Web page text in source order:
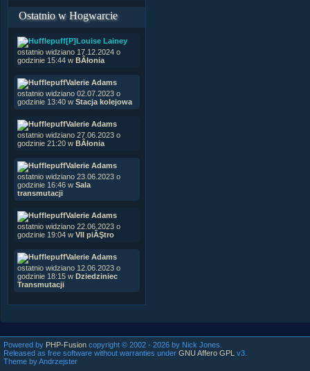
Ostatnio w Hogwarcie
[P]Louise Lainey
ostatnio widziano 17.12.2024 o
godzinie 15:44 w BÂłonia
Valerie Adams
ostatnio widziano 02.07.2023 o
godzinie 13:40 w Stacja kolejowa
Valerie Adams
ostatnio widziano 27.06.2023 o
godzinie 21:20 w BÂłonia
Valerie Adams
ostatnio widziano 23.06.2023 o
godzinie 16:46 w Sala
transmutacji
Valerie Adams
ostatnio widziano 22.06.2023 o
godzinie 19:04 w VII piĂŞtro
Valerie Adams
ostatnio widziano 12.06.2023 o
godzinie 18:15 w Dziedziniec
Transmutacji
Powered by PHP-Fusion copyright © 2002 - 2026 by Nick Jones.
Released as free software without warranties under GNU Affero GPL
v3.
Theme by Andrzejster